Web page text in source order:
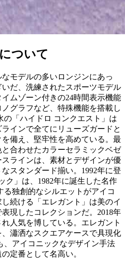
ついて
モデルの多いロンジンにあっ
だ、洗練されたスポーツモデル
ムゾーン付きの24時間表示機能
グラフなど、特殊機能を搭載し
の「ハイドロ コンクエスト」は
インで全てにリューズガードと
備え、堅牢性を高めている。最
合わせたカラーセラミックベゼ
ラインは、素材とデザインが優
スタンダード揃い。1992年に登
ク」は、1982年に誕生した名作
る独創的なシルエットがアイコ
続ける「エレガント」は美のイ
現したコレクションだ。2018年
人気を博している。エレガント
瀟洒なスクエアケースで具現化
、アイコニックなデザイン手法
定番として名高い。